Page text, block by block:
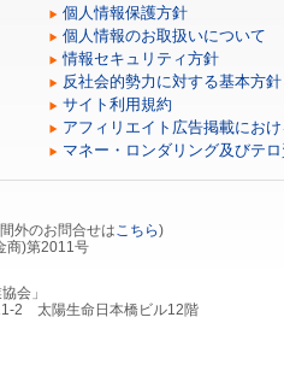
個人情報保護方針
個人情報のお取扱いについて
情報セキュリティ方針
反社会的勢力に対する基本方針
サイト利用規約
アフィリエイト広告掲載にお
マネー・ロンダリング及びテ
外のお問合せはこちら)
商)第2011号
会」
2 太陽生命日本橋ビル12階